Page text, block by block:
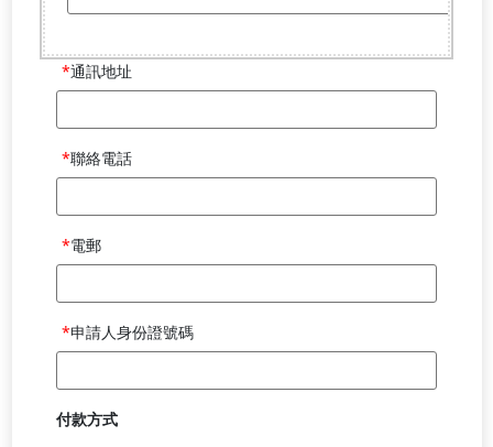
登
證
號
姓
名
稱
證
號
商
業
證
號
通訊地址
聯絡電話
電郵
申請人身份證號碼
付款方式